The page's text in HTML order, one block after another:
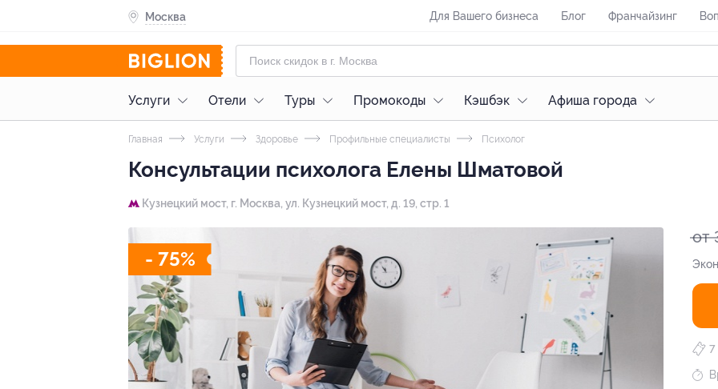
Москва Для Вашего бизнеса Блог Франчайзинг
Услуги Отели Туры Промокоды Кэшбэк Афиша города
Главная Услуги Здоровье Профильные специалисты Психолог
Консультации психолога Елены Шматовой
Кузнецкий мост, г. Москва, ул. Кузнецкий мост, д. 19, стр. 1
- 75%
от
7